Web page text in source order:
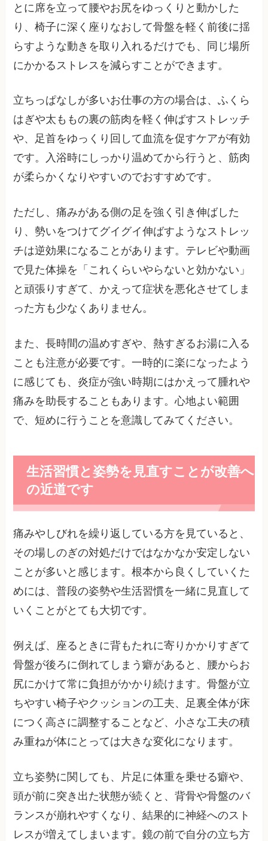
とに席を立って腰やお尻をゆっくりと動かした
り、椅子に深く座りなおして骨盤を軽く前後に揺
らすような動きを取り入れるだけでも、同じ場所
にかかるストレスを減らすことができます。
立ちっぱなしが多いお仕事の方の場合は、ふくら
はぎや太ももの裏の筋肉を軽く伸ばすストレッチ
や、足首をゆっくり回して血流を促すケアが有効
です。入浴時にしっかり温めてから行うと、筋肉
が柔らかくなりやすいのでおすすめです。
ただし、痛みがある側の足を強く引き伸ばした
り、勢いをつけてグイグイ伸ばすようなストレッ
チは逆効果になることがあります。テレビや動画
で見た体操を「これくらいやらないと効かない」
と頑張りすぎて、かえって症状を悪化させてしま
った方も少なくありません。
また、長時間の温めすぎや、熱すぎるお湯に入る
ことも注意が必要です。一時的に楽になったよう
に感じても、炎症が強い時期にはかえって腫れや
痛みを助長することもあります。心地よい範囲
で、短めに行うことを意識してみてください。
生活習慣と姿勢を見直すことが改善へ
の近道です
痛みやしびれを繰り返している方を見ていると、
その場しのぎの対処だけではなかなか安定しない
ことが多いと感じます。根本から良くしていくた
めには、普段の姿勢や生活習慣を一緒に見直して
いくことがとても大切です。
例えば、座るときに背もたれに寄りかかりすぎて
骨盤が後ろに倒れてしまう癖があると、腰からお
尻にかけて常に負担がかかり続けます。骨盤が立
ちやすい椅子やクッションの工夫、足裏全体が床
につく高さに調整することなど、小さな工夫の積
み重ねが体にとっては大きな変化になります。
立ち姿勢に関しても、片足に体重を乗せる癖や、
頭が前に突き出た状態が続くと、背骨や骨盤のバ
ランスが崩れやすくなり、結果的に神経へのスト
レスが増えてしまいます。鏡の前で自分の立ち方